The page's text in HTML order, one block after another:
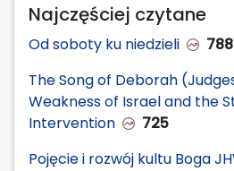
Najczęściej czytane
Od soboty ku niedzieli
788
The Song of Deborah
Weakness of Israel and the
Intervention
725
Pojęcie i rozwój kultu Boga